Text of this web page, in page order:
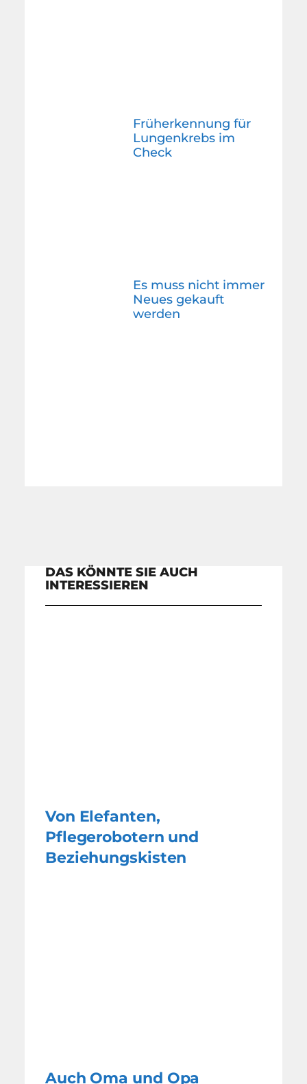
Früherkennung für
Lungenkrebs im
Check
Es muss nicht immer
Neues gekauft
werden
DAS KÖNNTE SIE AUCH
INTERESSIEREN
Von Elefanten,
Pflegerobotern und
Beziehungskisten
Auch Oma und Opa